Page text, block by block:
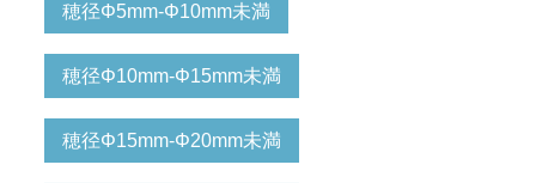
穂径Φ5mm-Φ10mm未満
穂径Φ10mm-Φ15mm未満
穂径Φ15mm-Φ20mm未満